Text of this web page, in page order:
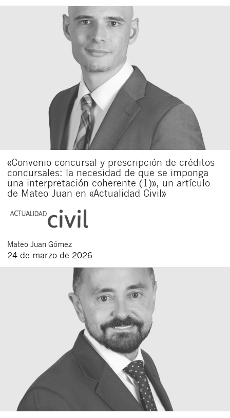
«Convenio concursal y prescripción de créditos
concursales: la necesidad de que se imponga
una interpretación coherente (1)», un artículo
de Mateo Juan en «Actualidad Civil»
Mateo Juan Gómez
24 de marzo de 2026